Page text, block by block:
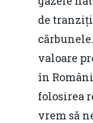
de
valoare
în
folosirea
vrem să